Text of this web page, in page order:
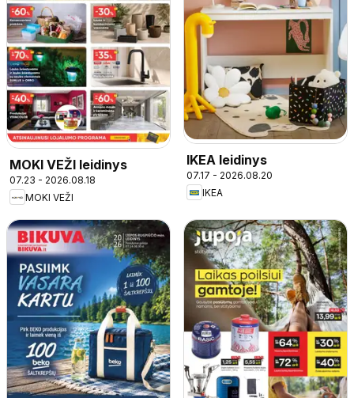
MOKI VEŽI leidinys
07.23 - 2026.08.18
MOKI VEŽI
IKEA leidinys
07.17 - 2026.08.20
IKEA